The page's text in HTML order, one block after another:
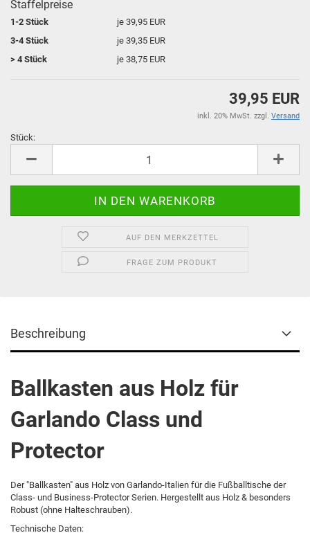
Staffelpreise
1-2 Stück
je 39,95 EUR
3-4 Stück
je 39,35 EUR
> 4 Stück
je 38,75 EUR
39,95 EUR
inkl. 20% MwSt. zzgl. Versand
Stück:
AUF DEN MERKZETTEL
FRAGE ZUM PRODUKT
Beschreibung
Ballkasten aus Holz für
Garlando Class und
Protector
Der "Ballkasten" aus Holz von Garlando-Italien für die Fußballtische der
Class- und Business-Protector Serien. Hergestellt aus Holz & besonders
Robust (ohne Halteschrauben).
Technische Daten: